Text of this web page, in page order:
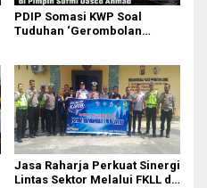
PDIP Somasi KWP Soal
Tuduhan ‘Gerombolan
Ahmad
Jasa Raharja Perkuat Sinergi
Lintas Sektor Melalui FKLL di